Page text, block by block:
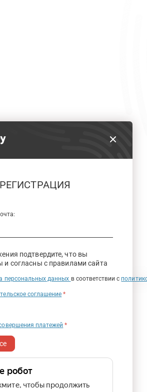
РЕГИСТРАЦИЯ
подтвердите, что вы
и согласны с правилами сайта
персональных данных в соответствии с
соглашение *
платежей *